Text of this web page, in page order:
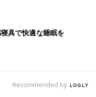
具で快適な睡眠を
Recommended by